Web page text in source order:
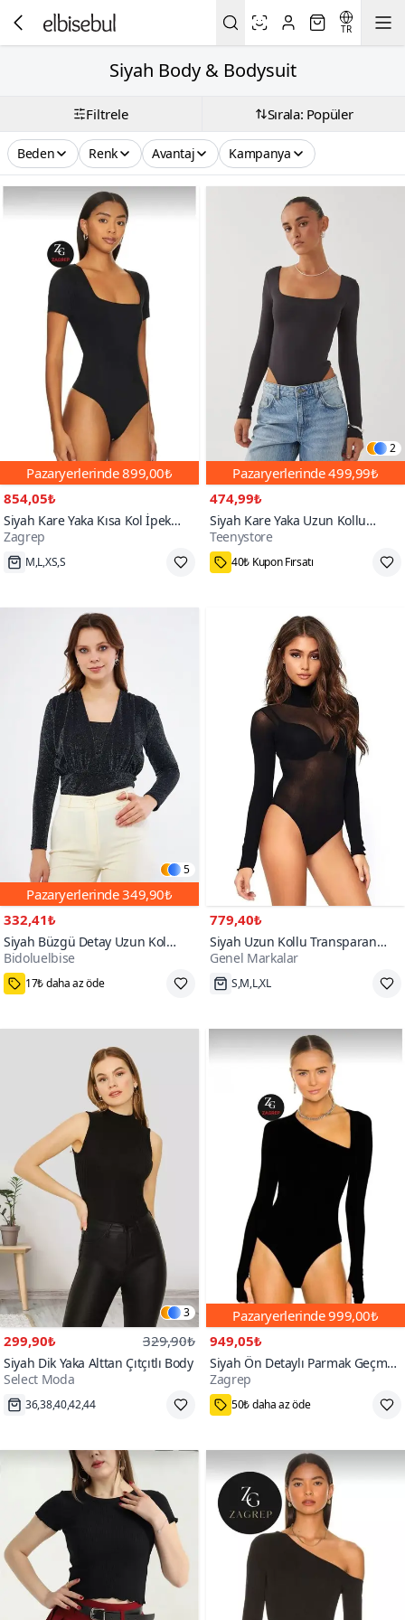
TR
Siyah Body & Bodysuit
Filtrele Sırala: Popüler
Beden Renk Avantaj Kampanya
Pazaryerlerinde899,00₺
854,05₺
Siyah Kare Yaka Kısa Kol İpek
Jarse Bodysuit
Zagrep
Hızlı Kargo
2
Pazaryerlerinde499,99₺
474,99₺
Siyah Kare Yaka Uzun Kollu
Yumuşak Dokulu Çıtçıtlı Bodysuit
Bluz
Teenystore
25₺ daha az öde
5
Pazaryerlerinde349,90₺
332,41₺
Siyah Büzgü Detay Uzun Kol
Simli Esnek Kumaş Örme Çıtçıtlı
Body
Bidoluelbise
S,M,L,XL
779,40₺
Siyah Uzun Kollu Transparan
Body
Genel Markalar
Hızlı Kargo
3
299,90₺ 329,90₺
Siyah Dik Yaka Alttan Çıtçıtlı Body
Select Moda
36,38,40,42,44
Pazaryerlerinde999,00₺
949,05₺
Siyah Ön Detaylı Parmak Geçmeli
İç Göstermez Bodysuit
Zagrep
300+
50₺ daha az öde